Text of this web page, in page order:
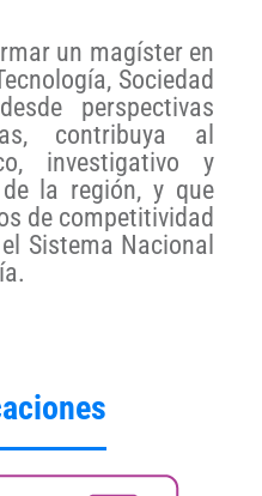
un magíster en
Sociedad
perspectivas
contribuya al
investigativo y
la región, y que
de competitividad
Sistema Nacional